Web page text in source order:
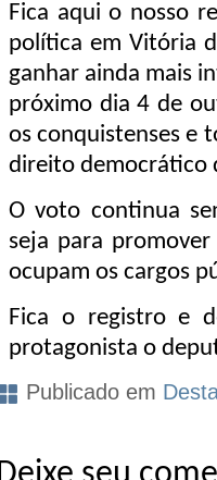
Fica aqui o nosso
política em Vitória
ganhar ainda mais
próximo dia 4 de
os conquistenses e
direito democrático
O voto continua
seja para
ocupam os cargos
Fica o registro e
protagonista o
Publicado em